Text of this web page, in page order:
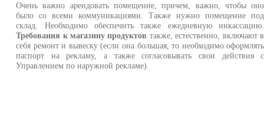
Очень важно арендовать помещение, причем, важно, чтобы оно
было со всеми коммуникациями. Также нужно помещение под
склад. Необходимо обеспечить также ежедневную инкассацию.
Требования к магазину продуктов также, естественно, включают в
себя ремонт и вывеску (если она большая, то необходимо оформлять
паспорт на рекламу, а также согласовывать свои действия с
Управлением по наружной рекламе).